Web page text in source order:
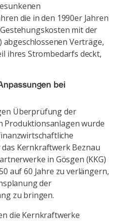
die in den 1990er Jahren
mit der
abgeschlossenen Verträge,
ihres Strombedarfs deckt,
bei
Überprüfung der
Produktionsanlagen wurde
Kernkraftwerk Beznau
in Gösgen (KKG)
auf 60 Jahre zu verlängern,
der
zu bringen.
die Kernkraftwerke